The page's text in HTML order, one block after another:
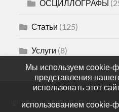
ОСЦИЛЛОГРАФЫ
Статьи (125)
Услуги (8)
© 2026APPLE-PNZ
Мы используем cookie-
представления
использовать этот
использованием cookie-